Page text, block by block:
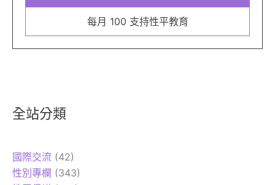
每月 100 支持性平教育
全站分類
國際交流 (42)
性別專欄 (343)